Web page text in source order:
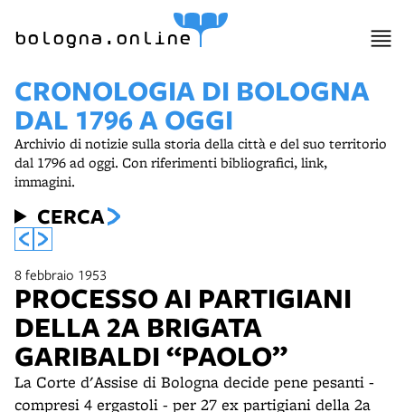
bologna.online
CRONOLOGIA DI BOLOGNA
DAL 1796 A OGGI
Archivio di notizie sulla storia della città e del suo territorio
dal 1796 ad oggi. Con riferimenti bibliografici, link,
immagini.
CERCA
8 febbraio 1953
PROCESSO AI PARTIGIANI
DELLA 2A BRIGATA
GARIBALDI “PAOLO”
La Corte d'Assise di Bologna decide pene pesanti -
compresi 4 ergastoli - per 27 ex partigiani della 2a